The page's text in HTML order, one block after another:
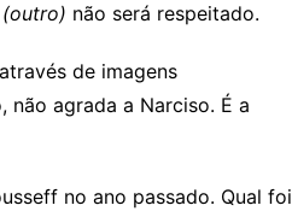
não será respeitado.
de imagens
não agrada a Narciso. É a
no ano passado. Qual foi